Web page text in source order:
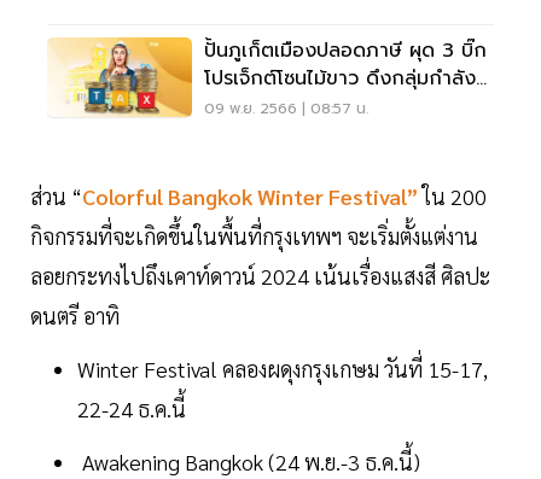
ปั้นภูเก็ตเมืองปลอดภาษี ผุด 3 บิ๊ก
โปรเจ็กต์โซนไม้ขาว ดึงกลุ่มกำลัง
ซื้อสูง
09 พ.ย. 2566 | 08:57 น.
ส่วน “Colorful Bangkok Winter Festival”ใน 200
กิจกรรมที่จะเกิดขึ้นในพื้นที่กรุงเทพฯ จะเริ่มตั้งแต่งาน
ลอยกระทงไปถึงเคาท์ดาวน์ 2024 เน้นเรื่องแสงสี ศิลปะ
ดนตรี อาทิ
Winter Festival คลองผดุงกรุงเกษม วันที่ 15-17,
22-24 ธ.ค.นี้
Awakening Bangkok (24 พ.ย.-3 ธ.ค.นี้)